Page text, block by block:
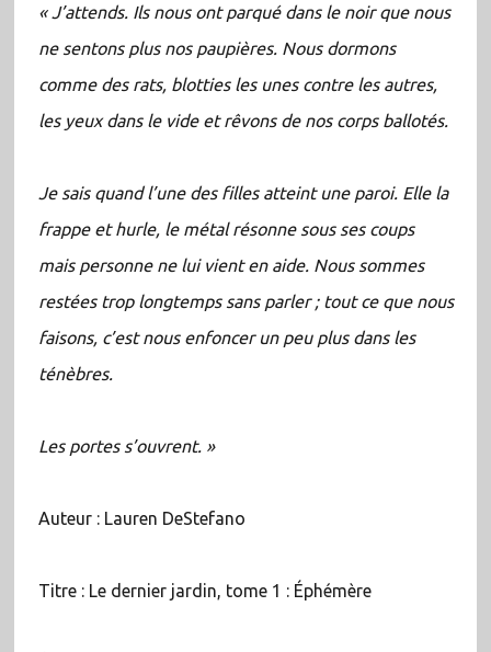
« J’attends. Ils nous ont parqué dans le noir que nous
ne sentons plus nos paupières. Nous dormons
comme des rats, blotties les unes contre les autres,
les yeux dans le vide et rêvons de nos corps ballotés.
Je sais quand l’une des filles atteint une paroi. Elle la
frappe et hurle, le métal résonne sous ses coups
mais personne ne lui vient en aide. Nous sommes
restées trop longtemps sans parler ; tout ce que nous
faisons, c’est nous enfoncer un peu plus dans les
ténèbres.
Les portes s’ouvrent. »
Auteur : Lauren DeStefano
Titre : Le dernier jardin, tome 1 : Éphémère